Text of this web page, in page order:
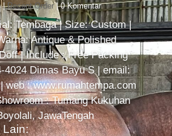
|Recent Order| 0 Komentar
Tembaga | Size: Custom |
Antique & Polished
| Include : Free Packing
4024 Dimas Bayu S | email:
web : www.rumahtempa.com
: Tumang Kukuhan
JawaTengah
Lain: